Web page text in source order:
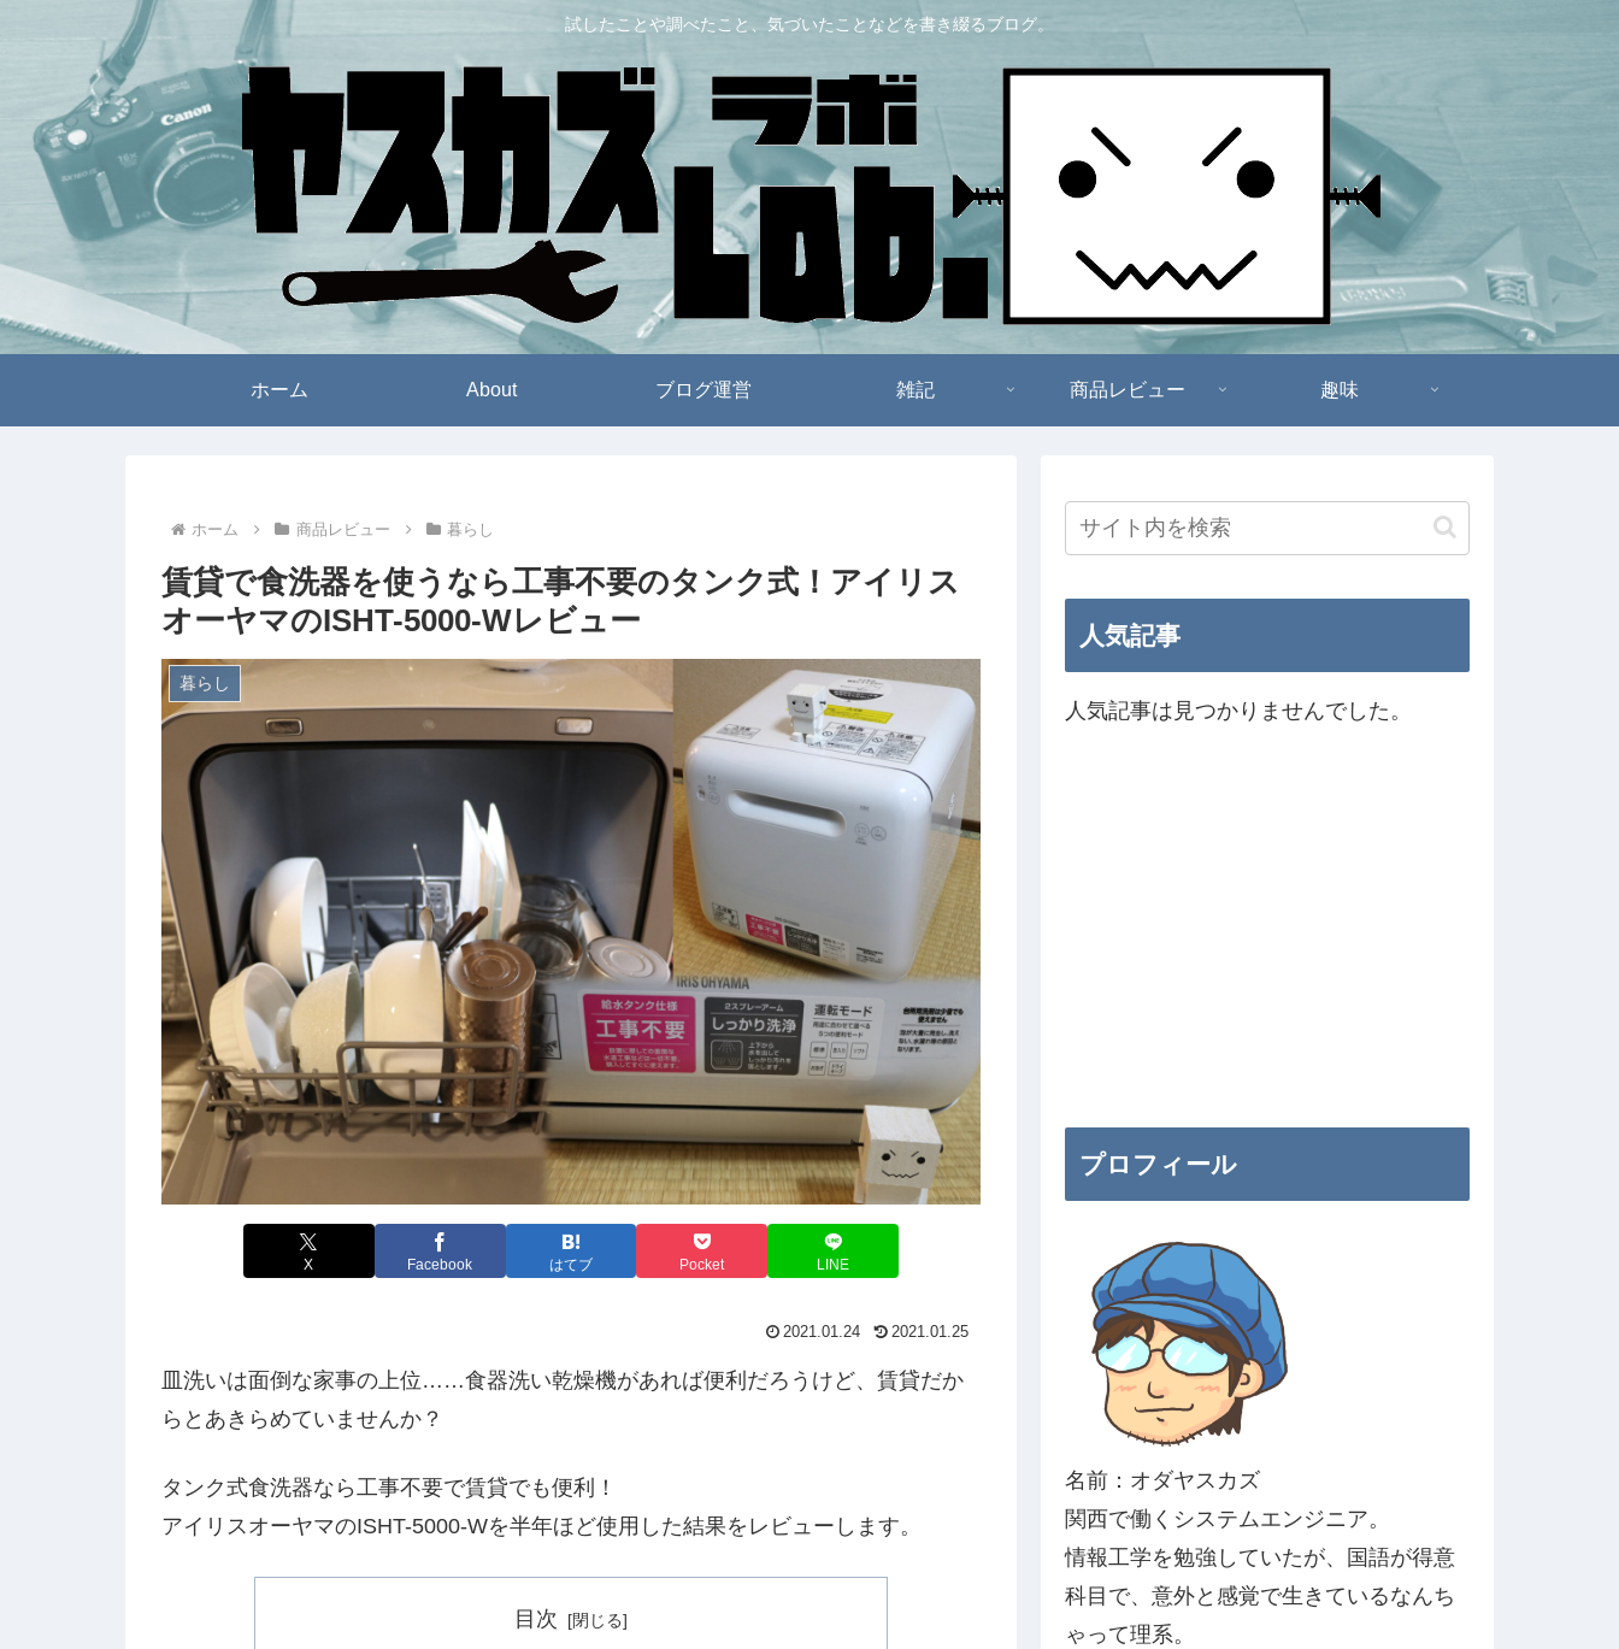
試したことや調べたこと、気づいたことなどを書き綴るブログ。
ホーム About ブログ運営 雑記 商品レビュー 趣味
ホーム 商品レビュー 暮らし
賃貸で食洗器を使うなら工事不要のタンク式！アイリス
オーヤマのISHT-5000-Wレビュー
暮らし
X Facebook はてブ Pocket LINE
2021.01.24 2021.01.25
皿洗いは面倒な家事の上位……食器洗い乾燥機があれば便利だろうけど、賃貸だか
らとあきらめていませんか？
タンク式食洗器なら工事不要で賃貸でも便利！
アイリスオーヤマのISHT-5000-Wを半年ほど使用した結果をレビューします。
目次
人気記事
人気記事は見つかりませんでした。
プロフィール
名前：オダヤスカズ
関西で働くシステムエンジニア。
情報工学を勉強していたが、国語が得意
科目で、意外と感覚で生きているなんち
ゃって理系。